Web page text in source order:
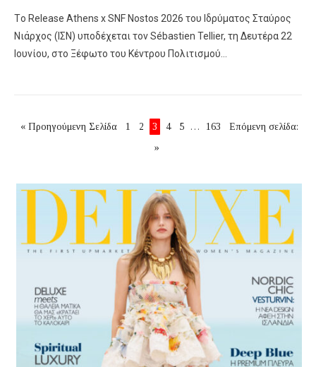
Tο Release Athens x SNF Nostos 2026 του Ιδρύματος Σταύρος
Νιάρχος (ΙΣΝ) υποδέχεται τον Sébastien Tellier, τη Δευτέρα 22
Ιουνίου, στο Ξέφωτο του Κέντρου Πολιτισμού…
« Προηγούμενη Σελίδα 1 2 3 4 5 … 163
Επόμενη σελίδα:
»